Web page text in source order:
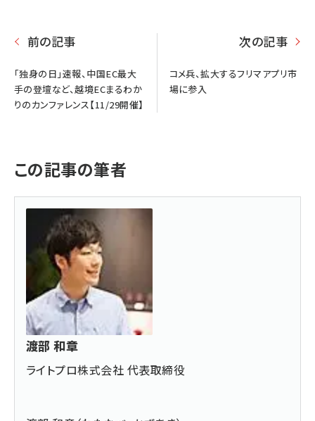
前の記事
「独身の日」速報、中国EC最大
手の登壇など、越境ECまるわか
りのカンファレンス【11/29開催】
次の記事
コメ兵、拡大するフリマアプリ市
場に参入
この記事の筆者
渡部 和章
ライトプロ株式会社 代表取締役